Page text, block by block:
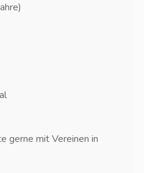
gerne mit Vereinen in